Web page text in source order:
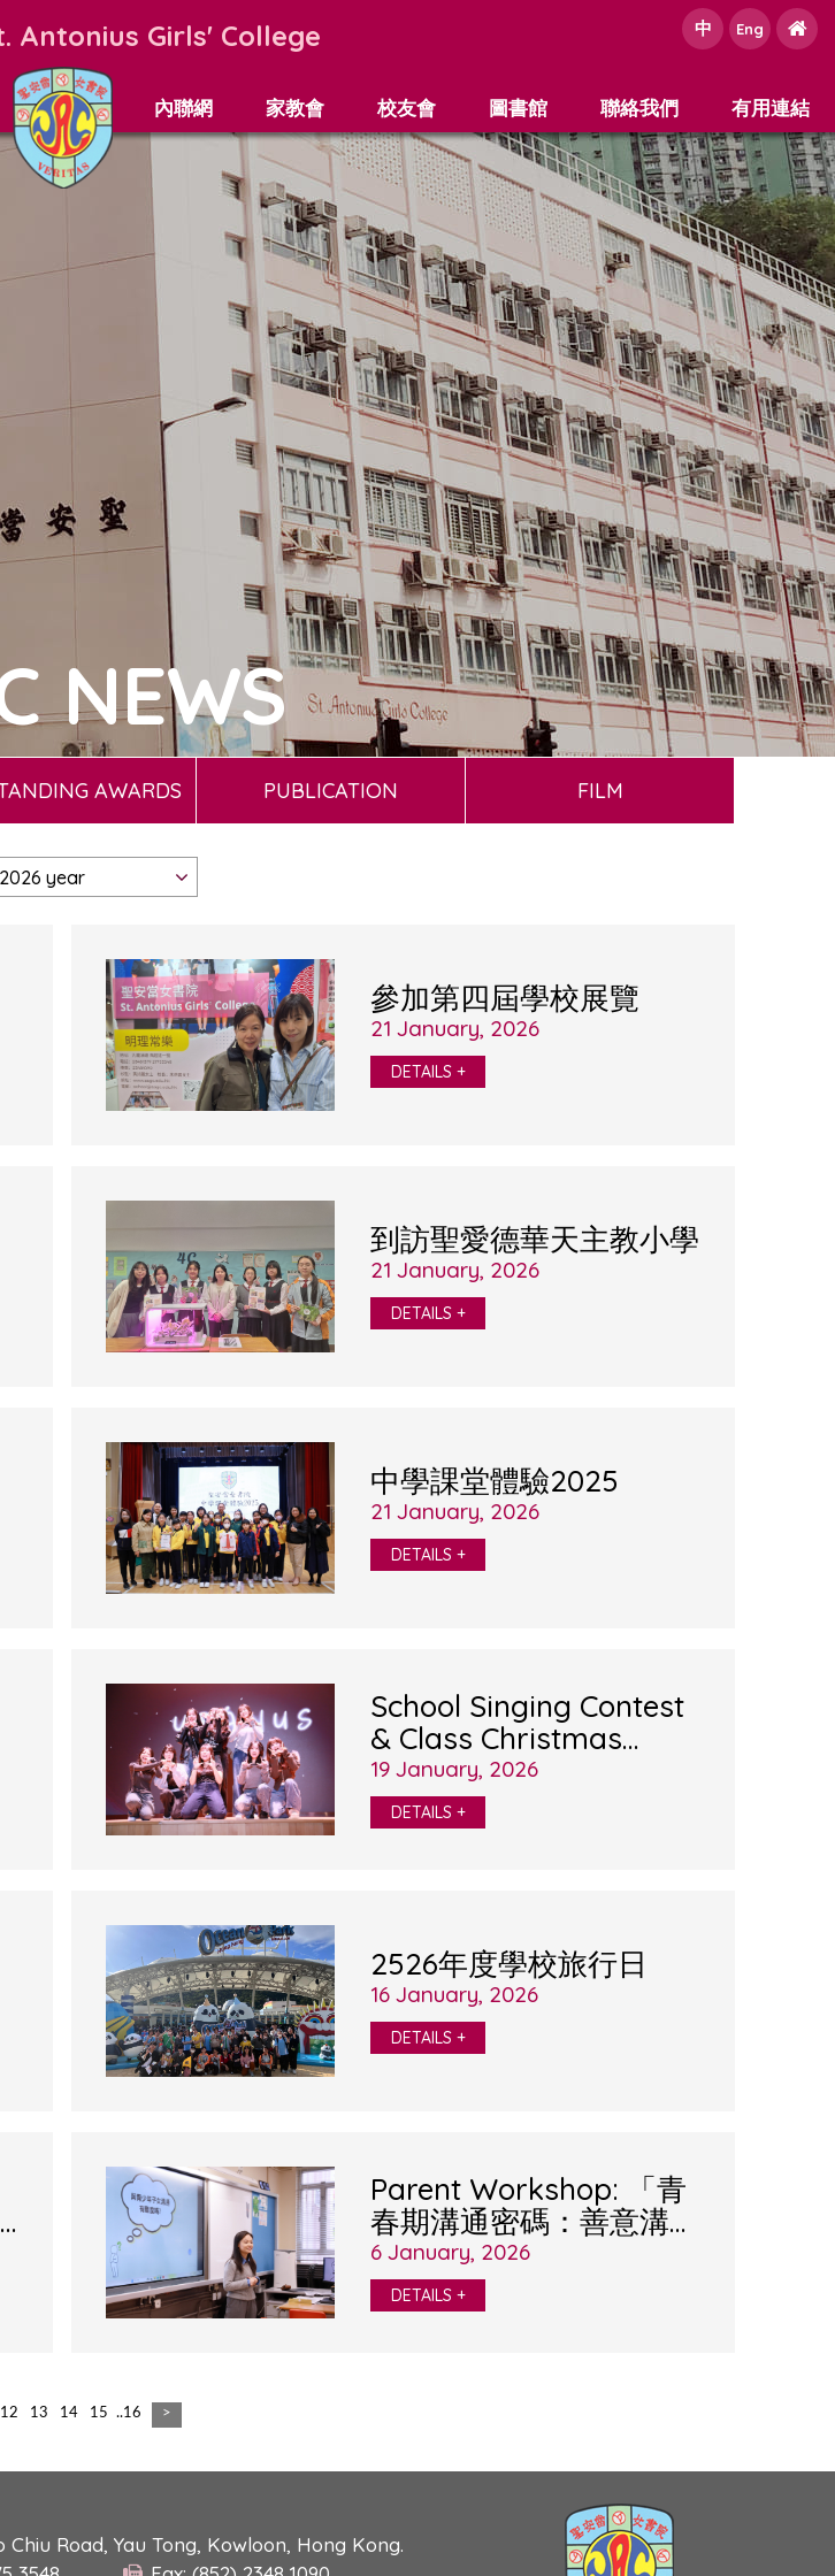
Antonius Girls' College 中 Eng
內聯網 家教會 校友會 圖書館 聯絡我們 有用連結
NEWS
AWARDS PUBLICATION FILM
參加第四屆學校展覽
21 January, 2026
DETAILS +
到訪聖愛德華天主教小學
21 January, 2026
DETAILS +
中學課堂體驗2025
21 January, 2026
DETAILS +
School Singing Contest
& Class Christmas
Celebration
19 January, 2026
DETAILS +
2526年度學校旅行日
16 January, 2026
DETAILS +
Parent Workshop: 「青
春期溝通密碼：善意溝通
的力量」
6 January, 2026
DETAILS +
12 13 14 15 ..16 >
Chiu Road, Yau Tong, Kowloon, Hong Kong.